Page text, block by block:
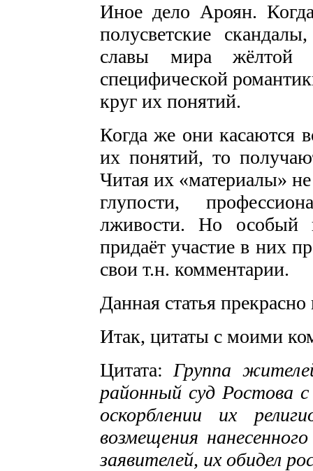
Иное дело Ароян.
полусветские
славы мира жёлтой
специфической
круг их понятий.
Когда же они касаются
их понятий, то
Читая их «материалы»
глупости,
лживости. Но особый
придаёт участие в них
свои т.н. комментарии.
Данная статья
Итак, цитаты с моими
Цитата: Группа
районный суд Ростова
оскорблении их
возмещения
заявителей, их обидел